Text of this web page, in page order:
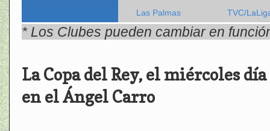
Las Palmas TVC/
* Los Clubes pueden cambiar en
La Copa del Rey, el miércoles
en el Ángel Carro